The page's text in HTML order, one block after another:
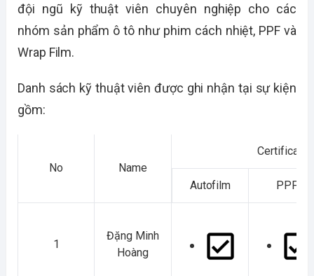
đội ngũ kỹ thuật viên chuyên nghiệp cho các
nhóm sản phẩm ô tô như phim cách nhiệt, PPF và
Wrap Film.
Danh sách kỹ thuật viên được ghi nhận tại sự kiện
gồm:
No Name
Autofilm PPF
1
Đặng Minh
Hoàng